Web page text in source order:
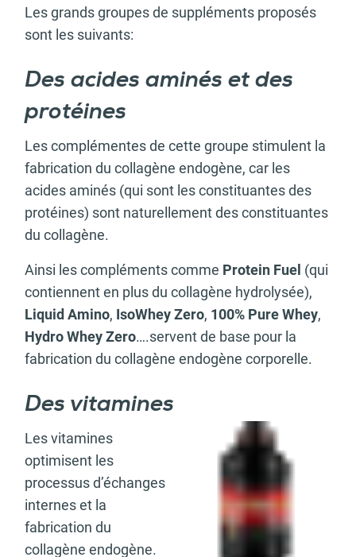
Les grands groupes de suppléments proposés
sont les suivants:
Des acides aminés et des
protéines
Les complémentes de cette groupe stimulent la
fabrication du collagène endogène, car les
acides aminés (qui sont les constituantes des
protéines) sont naturellement des constituantes
du collagène.
Ainsi les compléments comme Protein Fuel (qui
contiennent en plus du collagène hydrolysée),
Liquid Amino, IsoWhey Zero, 100% Pure Whey,
Hydro Whey Zero….servent de base pour la
fabrication du collagène endogène corporelle.
Des vitamines
Les vitamines
optimisent les
processus d’échanges
internes et la
fabrication du
collagène endogène.